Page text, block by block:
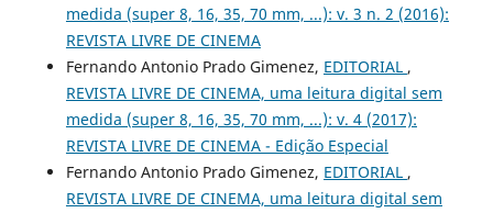
medida (super 8, 16, 35, 70 mm, ...): v. 3 n. 2 (2016):
REVISTA LIVRE DE CINEMA
Fernando Antonio Prado Gimenez, EDITORIAL ,
REVISTA LIVRE DE CINEMA, uma leitura digital sem
medida (super 8, 16, 35, 70 mm, ...): v. 4 (2017):
REVISTA LIVRE DE CINEMA - Edição Especial
Fernando Antonio Prado Gimenez, EDITORIAL ,
REVISTA LIVRE DE CINEMA, uma leitura digital sem